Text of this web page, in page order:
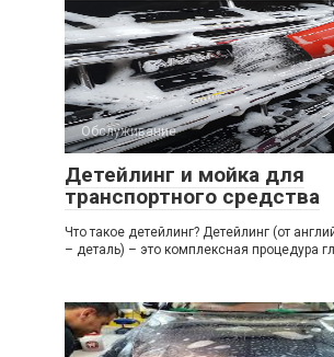
Обслуживание
Детейлинг и мойка для
транспортного средства
Что такое детейлинг? Детейлинг (от
– деталь) – это комплексная процедура